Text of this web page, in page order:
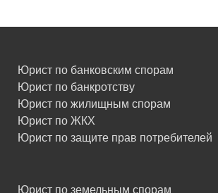
Юрист по банковским спорам
Юрист по банкротству
Юрист по жилищным спорам
Юрист по ЖКХ
Юрист по защите прав потребителей
Юрист по земельным спорам